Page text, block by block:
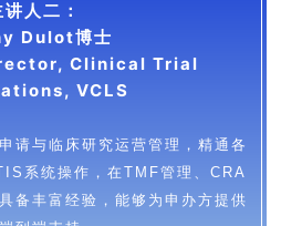
讲人二：
Dulot博士
Clinical Trial
VCLS
请与临床研究运营管理，精通各
系统操作，在TMF管理、CRA
备丰富经验，能够为申办方提供